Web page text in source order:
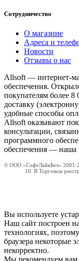
Сотрудничество
О магазине
Адреса и
Новости
Отзывы о нас
Allsoft — интернет-
обеспечения.
покупателям более
доставку
удобные способы
Allsoft оказывают
консультации,
программного
обеспечения — наша
© ООО «СофтЛайнБел» 2001-
10. В Торговом
Вы используете
Наш сайт построен
технологиях,
браузера некоторые
некорректно.